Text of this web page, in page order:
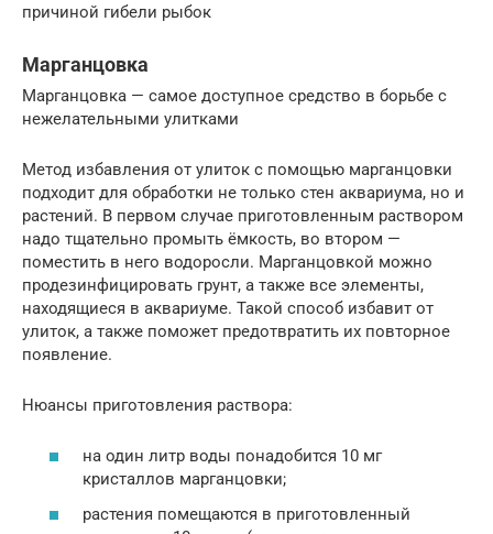
причиной гибели рыбок
Марганцовка
Марганцовка — самое доступное средство в борьбе с
нежелательными улитками
Метод избавления от улиток с помощью марганцовки
подходит для обработки не только стен аквариума, но и
растений. В первом случае приготовленным раствором
надо тщательно промыть ёмкость, во втором —
поместить в него водоросли. Марганцовкой можно
продезинфицировать грунт, а также все элементы,
находящиеся в аквариуме. Такой способ избавит от
улиток, а также поможет предотвратить их повторное
появление.
Нюансы приготовления раствора:
на один литр воды понадобится 10 мг
кристаллов марганцовки;
растения помещаются в приготовленный